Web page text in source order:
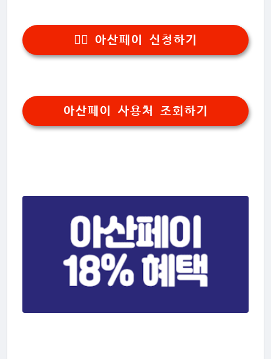
👉🏻 아산페이 신청하기
아산페이 사용처 조회하기